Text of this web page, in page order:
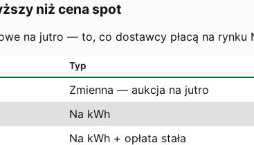
niż cena spot
na jutro — to, co dostawcy płacą na rynku
Typ
Zmienna — aukcja na jutro
Na kWh
Na kWh + opłata stała